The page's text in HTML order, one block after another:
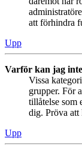
att förhindra
Upp
Varför kan jag
Vissa
grupper. För
tillåtelse som
dig. Pröva att
Upp